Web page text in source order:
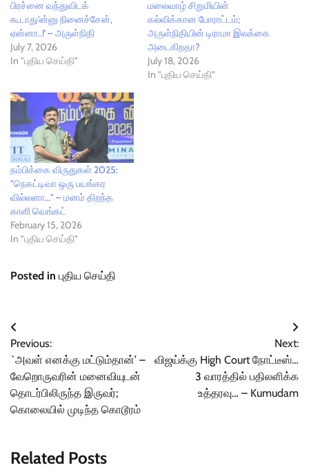
பிரச்னை வந்துவிடக்
கூடாது'ன்னு நினைச்சேன்,
ஏன்னா..!' – அருள்நிதி
July 7, 2026
In "புதிய செய்தி"
மலைவாழ் சிறுமியின்
கல்விக்கான போராட்டம்;
அருள்நிதியின் டிராமா இலக்கை
அடைகிறதா?
July 18, 2026
In "புதிய செய்தி"
நம்பிக்கை விருதுகள் 2025:
"நெகட்டிவா ஒரு பயங்கர
வில்லனா…" – மனம் திறந்த
காளி வெங்கட்
February 15, 2026
In "புதிய செய்தி"
Posted in புதிய செய்தி
Post
navigation
Previous:
`அவள் எனக்கு மட்டும்தான்’ –
வேறொருவரின் மனைவியுடன்
தொடர்பிலிருந்த இருவர்;
கொலையில் முடிந்த கொடூரம்
Next:
விஜய்க்கு High Court நோட்டீஸ்…
3 வாரத்தில் பதிலளிக்க
உத்தரவு… – Kumudam
Related Posts